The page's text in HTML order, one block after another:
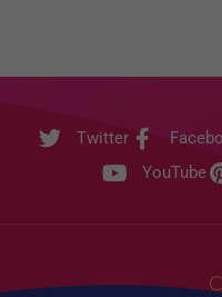
Twitter
YouTube